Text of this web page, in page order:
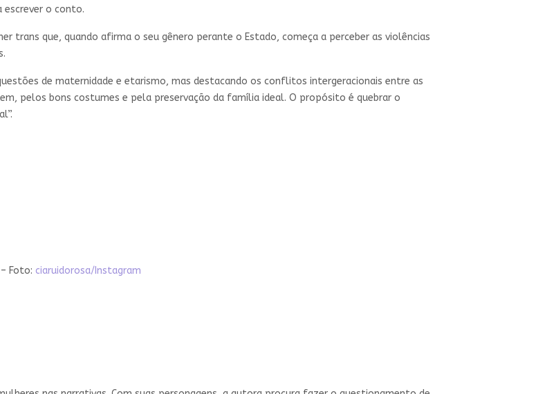
escrever o conto.
trans que, quando afirma o seu gênero perante o Estado, começa a perceber as violências
de maternidade e etarismo, mas destacando os conflitos intergeracionais entre as
pelos bons costumes e pela preservação da família ideal. O propósito é quebrar o
Foto: ciaruidorosa/Instagram